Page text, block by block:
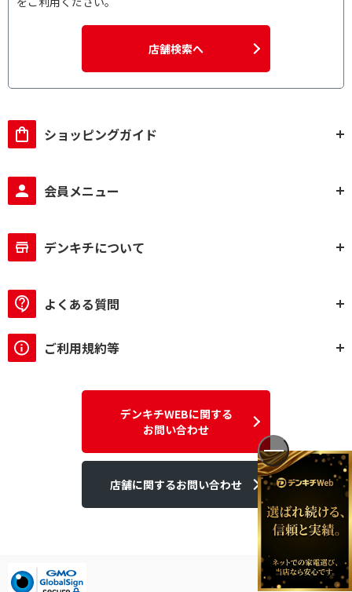
店舗検索へ
ショッピングガイド
会員メニュー
デンキチについて
よくある質問
ご利用規約等
デンキチWEBに関する
お問い合わせ
店舗に関するお問い合わせ